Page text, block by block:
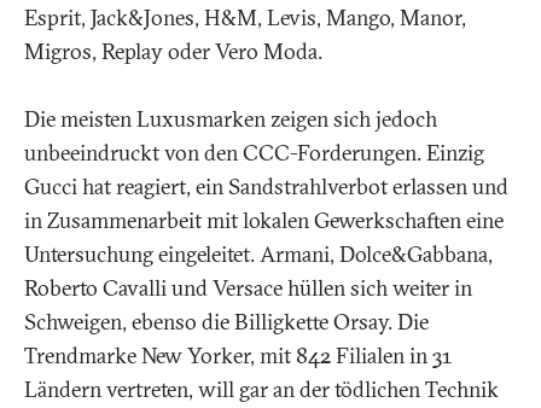
Esprit, Jack&Jones, H&M, Levis, Mango, Manor,
Migros, Replay oder Vero Moda.
Die meisten Luxusmarken zeigen sich jedoch
unbeeindruckt von den CCC-Forderungen. Einzig
Gucci hat reagiert, ein Sandstrahlverbot erlassen und
in Zusammenarbeit mit lokalen Gewerkschaften eine
Untersuchung eingeleitet. Armani, Dolce&Gabbana,
Roberto Cavalli und Versace hüllen sich weiter in
Schweigen, ebenso die Billigkette Orsay. Die
Trendmarke New Yorker, mit 842 Filialen in 31
Ländern vertreten, will gar an der tödlichen Technik